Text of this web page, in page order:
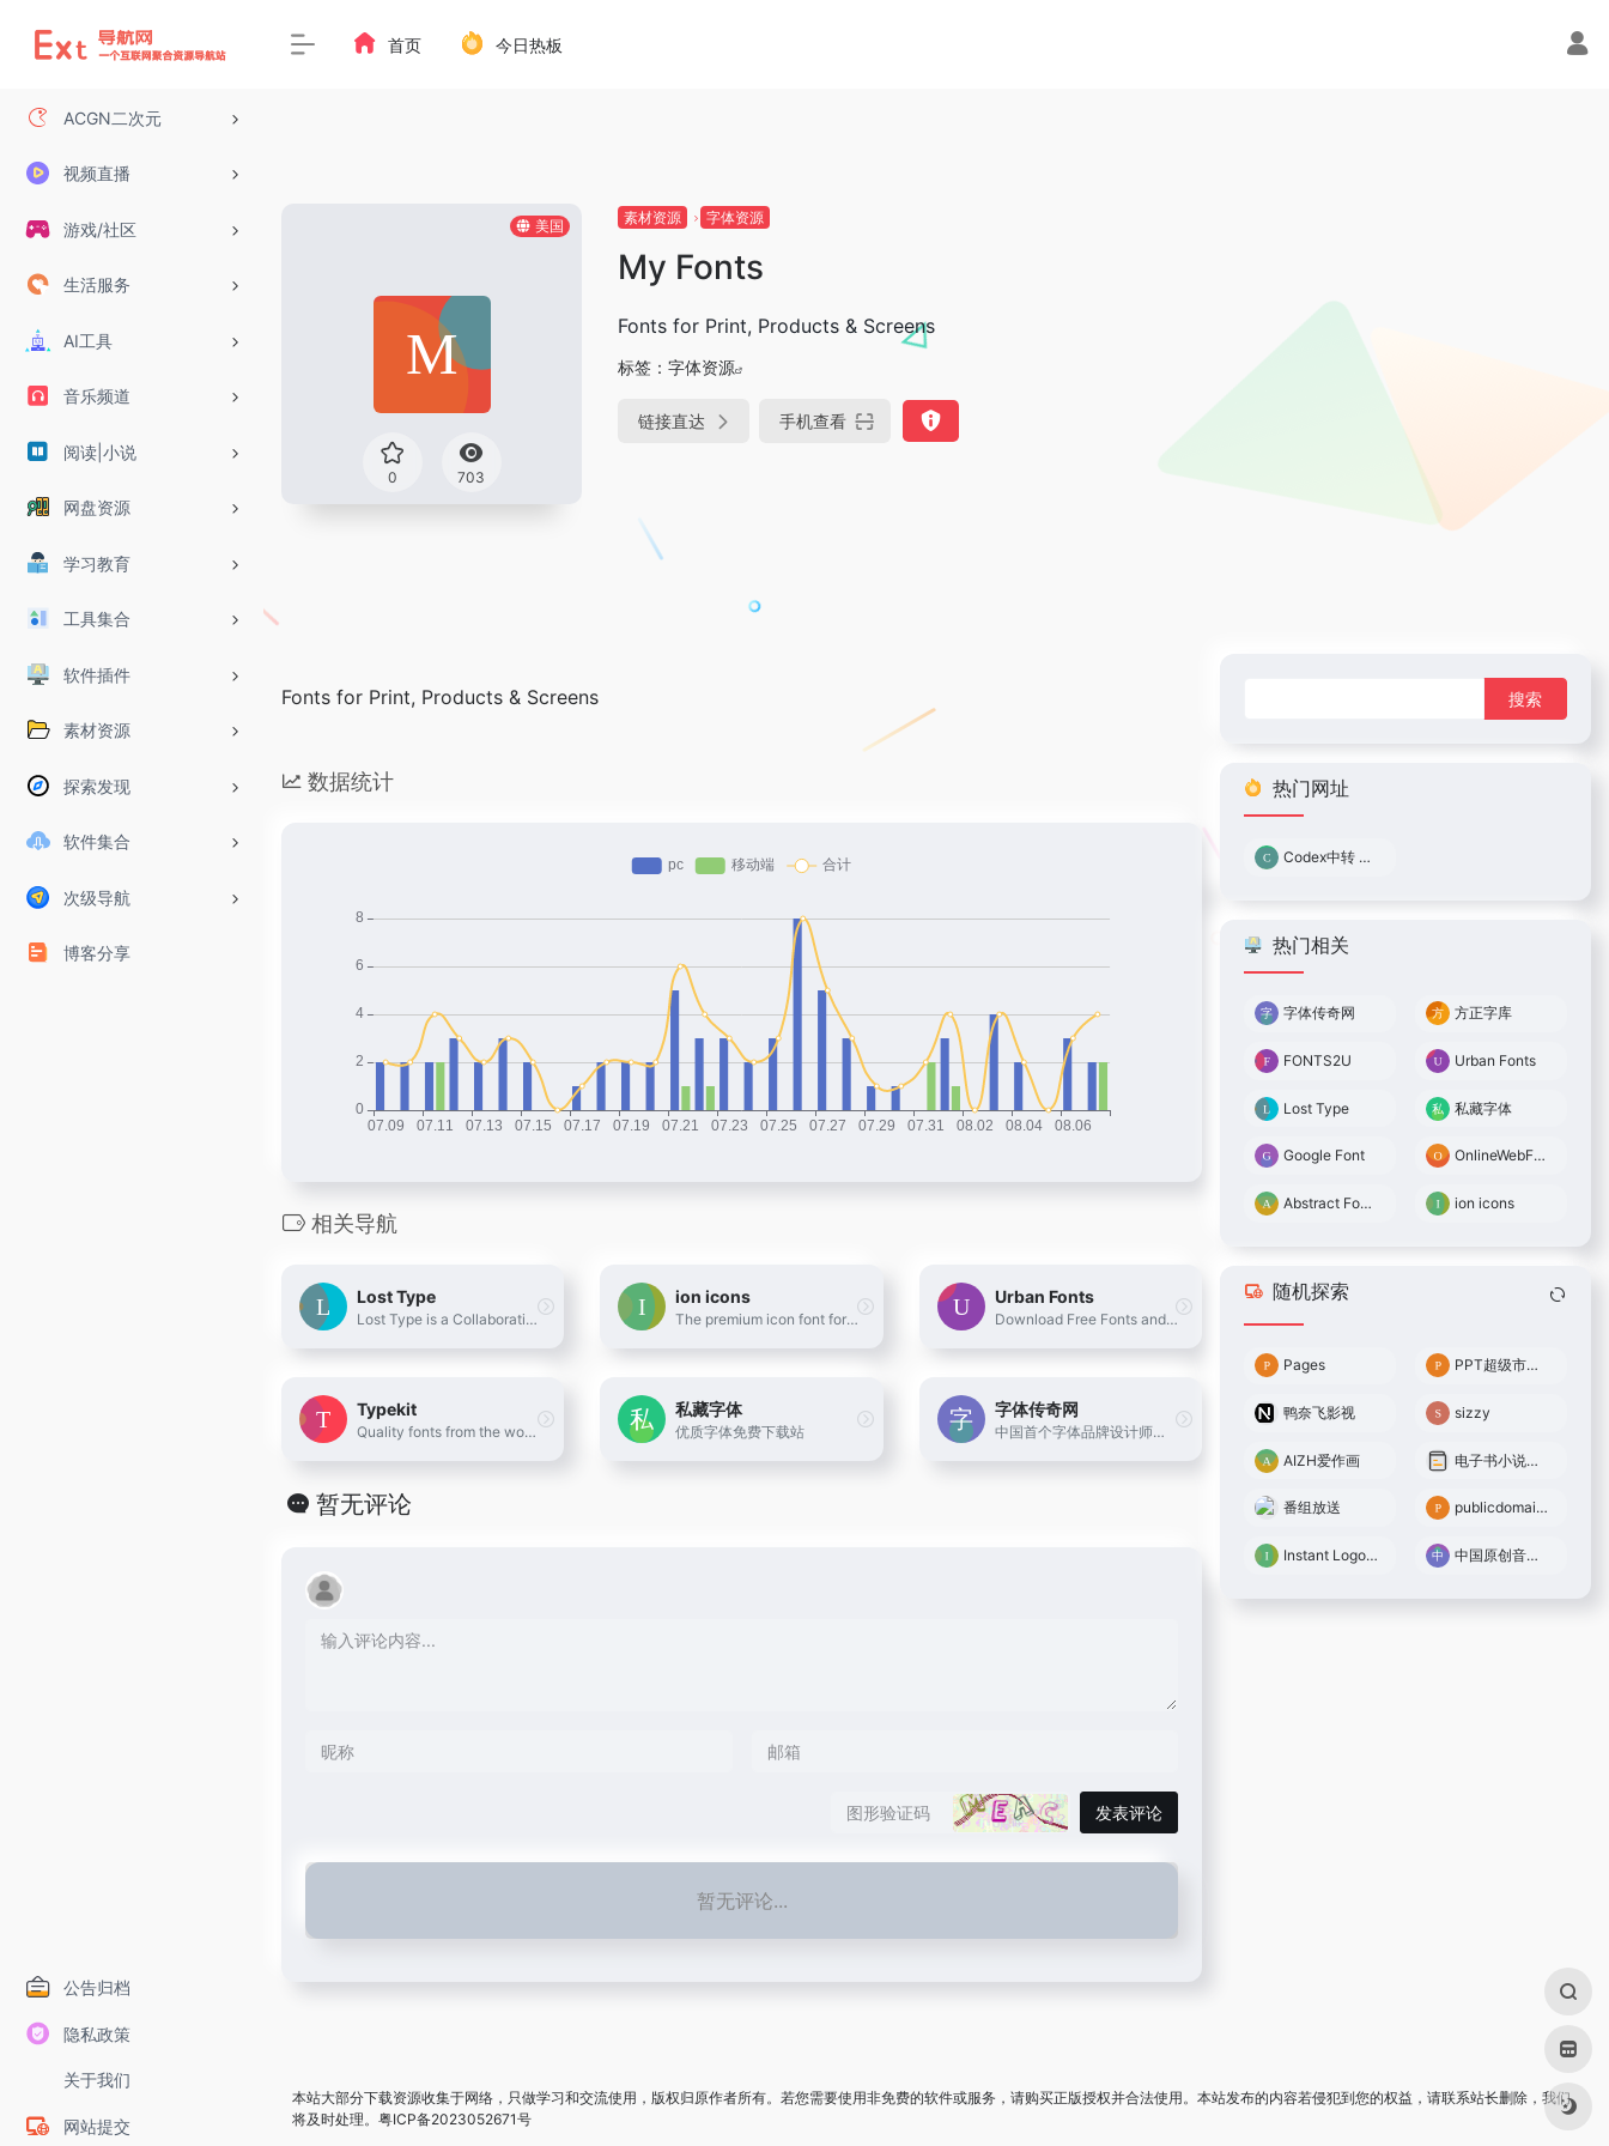
ACGN二次元
视频直播
游戏/社区
生活服务
AI工具
音乐频道
阅读|小说
网盘资源
学习教育
工具集合
软件插件
素材资源
探索发现
软件集合
次级导航
博客分享
公告归档
隐私政策
关于我们
网站提交
首页 今日热板
美国
0 703
素材资源 字体资源
My Fonts
Fonts for Print, Products & Screens
标签： 字体资源
链接直达 手机查看
Fonts for Print, Products & Screens
数据统计
相关导航
Lost Type
Lost Type is a Collaborative Digital Type Foundry
ion icons
The premium icon font for Ionic Framework
Urban Fonts
Download Free Fonts and Free Dingbats.
Typekit
Quality fonts from the world’s best foundries.
私藏字体
优质字体免费下载站
字体传奇网
中国首个字体品牌设计师交流网
暂无评论
发表评论
暂无评论...
热门网址
Codex中转 0.05倍率
热门相关
字体传奇网 方正字库
FONTS2U Urban Fonts
Lost Type 私藏字体
Google Font OnlineWebFonts
Abstract Fonts ion icons
随机探索
Pages PPT超级市场官网
鸭奈飞影视 sizzy
AIZH爱作画 电子书小说合集
番组放送 publicdomainarchive
Instant Logo Search 中国原创音乐基地
本站大部分下载资源收集于网络，只做学习和交流使用，版权归原作者所有。若您需要使用非免费的软件或服务，请购买正版授权并合法使用。本站发布的内容若侵犯到您的权益，请联系站长删除，我们
将及时处理。 粤ICP备2023052671号